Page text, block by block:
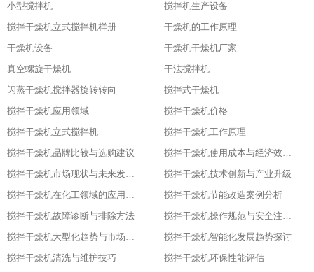
小型搅拌机
搅拌机生产设备
搅拌干燥机立式搅拌机样册
干燥机的工作原理
干燥机设备
干燥机干燥机厂家
真空螺旋干燥机
干法搅拌机
闪蒸干燥机搅拌器旋转转向
搅拌式干燥机
搅拌干燥机应用领域
搅拌干燥机价格
搅拌干燥机立式搅拌机
搅拌干燥机工作原理
搅拌干燥机品牌比较与选购建议
搅拌干燥机使用成本与经济效益分析
搅拌干燥机市场现状与未来发展趋势
搅拌干燥机技术创新与产业升级
搅拌干燥机在化工领域的应用实践
搅拌干燥机节能改造案例分析
搅拌干燥机故障诊断与排除方法
搅拌干燥机操作规范与安全注意事项
搅拌干燥机大型化趋势与市场应用
搅拌干燥机智能化发展趋势探讨
搅拌干燥机清洗与维护技巧
搅拌干燥机环保性能评估